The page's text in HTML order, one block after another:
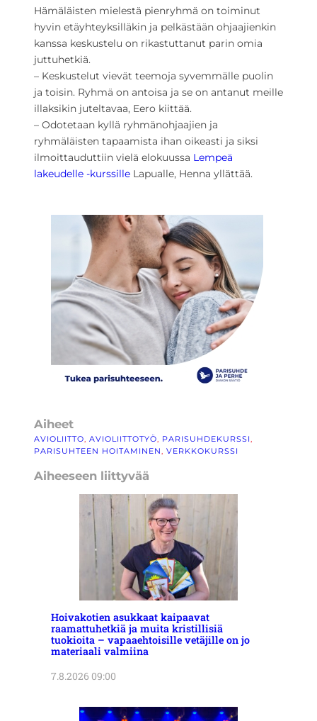
Hämäläisten mielestä pienryhmä on toiminut
hyvin etäyhteyksilläkin ja pelkästään ohjaajienkin
kanssa keskustelu on rikastuttanut parin omia
juttuhetkiä.
– Keskustelut vievät teemoja syvemmälle puolin
ja toisin. Ryhmä on antoisa ja se on antanut meille
illaksikin juteltavaa, Eero kiittää.
– Odotetaan kyllä ryhmänohjaajien ja
ryhmäläisten tapaamista ihan oikeasti ja siksi
ilmoittauduttiin vielä elokuussa Lempeä
lakeudelle -kurssille Lapualle, Henna yllättää.
Aiheet
AVIOLIITTO, AVIOLIITTOTYÖ, PARISUHDEKURSSI
PARISUHTEEN HOITAMINEN, VERKKOKURSSI
Aiheeseen liittyvää
Hoivakotien asukkaat kaipaavat
raamattuhetkiä ja muita kristillisiä
tuokioita – vapaaehtoisille vetäjille on jo
materiaali valmiina
7.8.2026 09:00